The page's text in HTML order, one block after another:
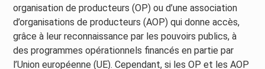
organisation de producteurs (OP) ou d’une association
d’organisations de producteurs (AOP) qui donne accès,
grâce à leur reconnaissance par les pouvoirs publics, à
des programmes opérationnels financés en partie par
l’Union européenne (UE). Cependant, si les OP et les AOP